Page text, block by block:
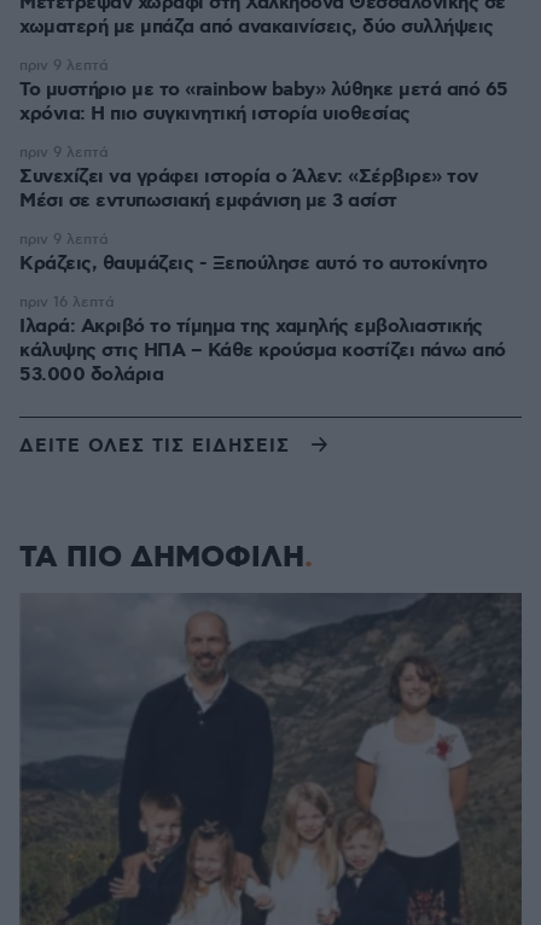
χωματερή με μπάζα από ανακαινίσεις, δύο συλλήψεις
Το μυστήριο με το «rainbow baby» λύθηκε μετά από 65
χρόνια: Η πιο συγκινητική ιστορία υιοθεσίας
πριν 9 λεπτά
Συνεχίζει να γράφει ιστορία ο Άλεν: «Σέρβιρε» τον
Μέσι σε εντυπωσιακή εμφάνιση με 3 ασίστ
πριν 9 λεπτά
Κράζεις, θαυμάζεις - Ξεπούλησε αυτό το αυτοκίνητο
πριν 9 λεπτά
Ιλαρά: Ακριβό το τίμημα της χαμηλής εμβολιαστικής
κάλυψης στις ΗΠΑ – Κάθε κρούσμα κοστίζει πάνω από
53.000 δολάρια
πριν 16 λεπτά
ΔΕΙΤΕ ΟΛΕΣ ΤΙΣ ΕΙΔΗΣΕΙΣ
ΤΑ ΠΙΟ ΔΗΜΟΦΙΛΗ